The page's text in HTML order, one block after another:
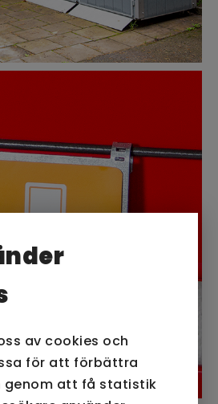
av cookies och
för att förbättra
genom att få statistik